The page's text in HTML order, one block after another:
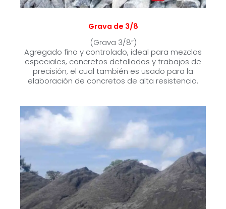
Grava de 3/8
(Grava 3/8”)
Agregado fino y controlado, ideal para mezclas
especiales, concretos detallados y trabajos de
precisión, el cual también es usado para la
elaboración de concretos de alta resistencia.